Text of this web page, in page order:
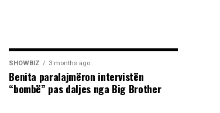
SHOWBIZ 3 months ago
Benita paralajmëron intervistën
“bombë” pas daljes nga Big Brother